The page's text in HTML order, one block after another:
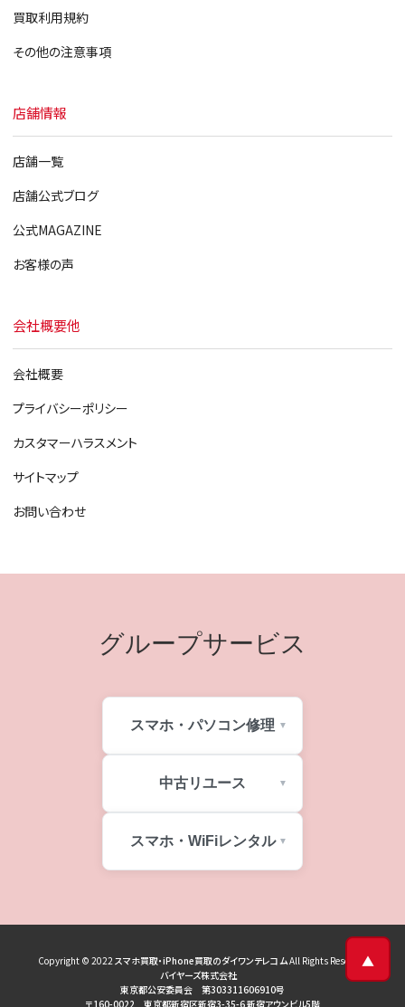
買取利用規約
その他の注意事項
店舗情報
店舗一覧
店舗公式ブログ
公式MAGAZINE
お客様の声
会社概要他
会社概要
プライバシーポリシー
カスタマーハラスメント
サイトマップ
お問い合わせ
グループサービス
スマホ・パソコン修理
中古リユース
スマホ・WiFiレンタル
Copyright © 2022スマホ買取・iPhone買取のダイワンテレコムAll Rights Reserved
バイヤーズ株式会社
東京都公安委員会 第303311606910号
〒160-0022 東京都新宿区新宿3-35-6 新宿アウンビル5階
▲